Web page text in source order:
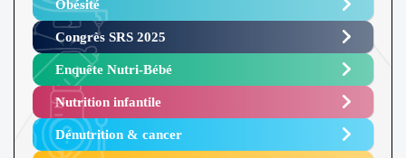
Obésité ​
Congrès SRS 2025 ​
Enquête Nutri-Bébé ​
Nutrition infantile
Dénutrition & cancer